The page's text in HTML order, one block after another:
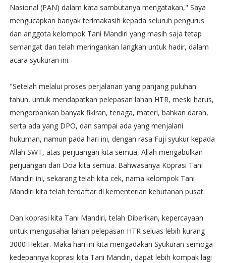
Nasional (PAN) dalam kata sambutanya mengatakan," Saya
mengucapkan banyak terimakasih kepada seluruh pengurus
dan anggota kelompok Tani Mandiri yang masih saja tetap
semangat dan telah meringankan langkah untuk hadir, dalam
acara syukuran ini.
"Setelah melalui proses perjalanan yang panjang puluhan
tahun, untuk mendapatkan pelepasan lahan HTR, meski harus,
mengorbankan banyak fikiran, tenaga, materi, bahkan darah,
serta ada yang DPO, dan sampai ada yang menjalani
hukuman, namun pada hari ini, dengan rasa Fuji syukur kepada
Allah SWT, atas perjuangan kita semua, Allah mengabulkan
perjuangan dan Doa kita semua. Bahwasanya Koprasi Tani
Mandiri ini, sekarang telah kita cek, nama kelompok Tani
Mandiri kita telah terdaftar di kementerian kehutanan pusat.
Dan koprasi kita Tani Mandiri, telah Diberikan, kepercayaan
untuk mengusahai lahan pelepasan HTR seluas lebih kurang
3000 Hektar. Maka hari ini kita mengadakan Syukuran semoga
kedepannya koprasi kita Tani Mandiri, dapat lebih kompak lagi